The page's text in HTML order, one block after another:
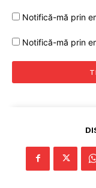
Notifică-mă prin
Notifică-mă prin